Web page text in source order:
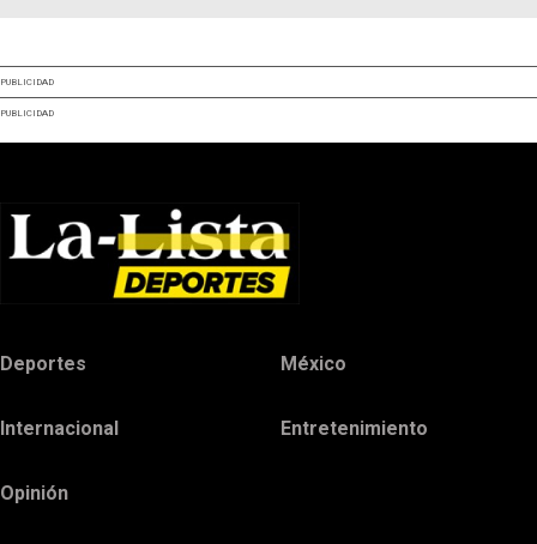
PUBLICIDAD
PUBLICIDAD
Deportes México
Internacional Entretenimiento
Opinión